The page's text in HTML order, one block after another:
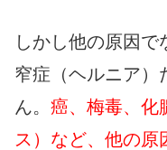
しかし他の原因
窄症（ヘルニア）
ん。 癌、梅毒、化
ス）など、他の原